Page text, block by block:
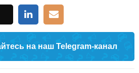
на наш Telegram-канал